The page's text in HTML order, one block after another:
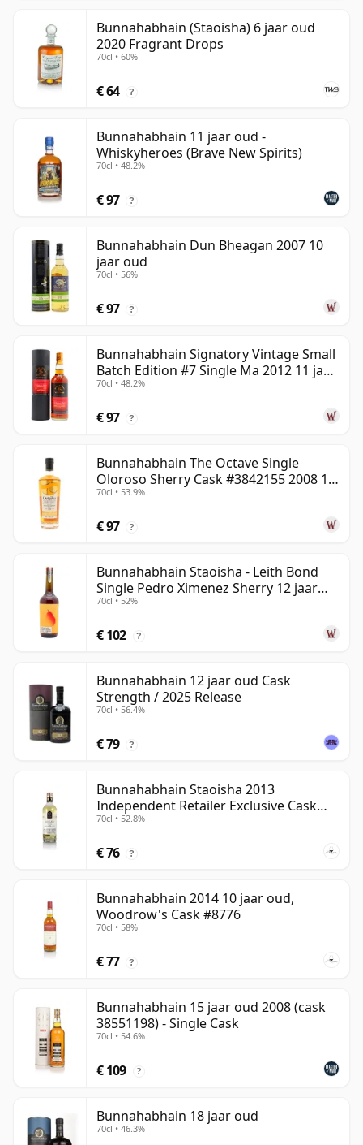
Bunnahabhain (Staoisha) 6 jaar oud
2020 Fragrant Drops
70cl • 60%
€ 64 ?
Bunnahabhain 11 jaar oud -
Whiskyheroes (Brave New Spirits)
70cl • 48.2%
€ 97 ?
Bunnahabhain Dun Bheagan 2007 10
jaar oud
70cl • 56%
€ 97 ?
Bunnahabhain Signatory Vintage Small
Batch Edition #7 Single Ma 2012 11 jaar
oud
70cl • 48.2%
€ 97 ?
Bunnahabhain The Octave Single
Oloroso Sherry Cask #3842155 2008 15
jaar oud
70cl • 53.9%
€ 97 ?
Bunnahabhain Staoisha - Leith Bond
Single Pedro Ximenez Sherry 12 jaar
oud
70cl • 52%
€ 102 ?
Bunnahabhain 12 jaar oud Cask
Strength / 2025 Release
70cl • 56.4%
€ 79 ?
Bunnahabhain Staoisha 2013
Independent Retailer Exclusive Cask
#10519
70cl • 52.8%
€ 76 ?
Bunnahabhain 2014 10 jaar oud,
Woodrow's Cask #8776
70cl • 58%
€ 77 ?
Bunnahabhain 15 jaar oud 2008 (cask
38551198) - Single Cask
70cl • 54.6%
€ 109 ?
Bunnahabhain 18 jaar oud
70cl • 46.3%